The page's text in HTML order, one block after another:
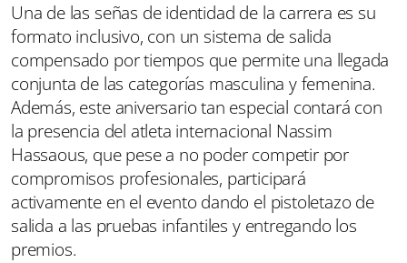
Una de las señas de identidad de la carrera es su
formato inclusivo, con un sistema de salida
compensado por tiempos que permite una llegada
conjunta de las categorías masculina y femenina.
Además, este aniversario tan especial contará con
la presencia del atleta internacional Nassim
Hassaous, que pese a no poder competir por
compromisos profesionales, participará
activamente en el evento dando el pistoletazo de
salida a las pruebas infantiles y entregando los
premios.